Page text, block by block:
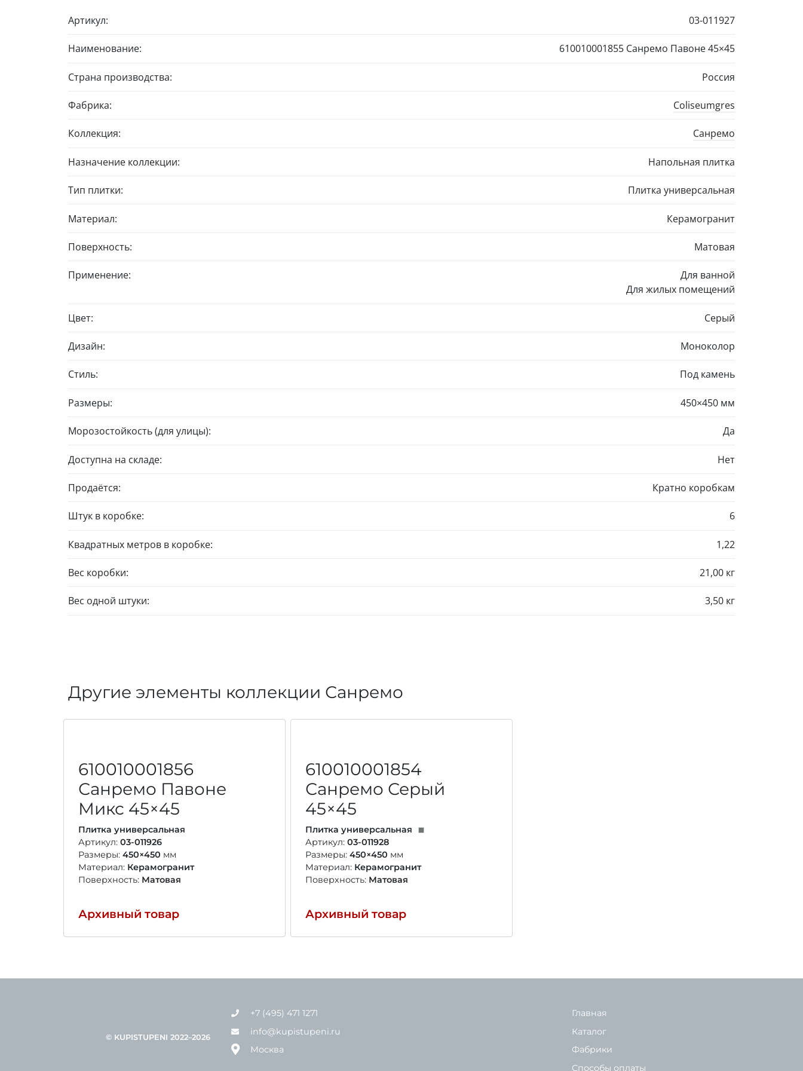
Артикул: 03-011927
Наименование: 610010001855 Санремо Павоне45×45
Страна производства: Россия
Фабрика: Coliseumgres
Коллекция: Санремо
Назначение коллекции: Напольная плитка
Тип плитки: Плитка универсальная
Материал: Керамогранит
Поверхность: Матовая
Применение:
Для ванной
Для жилых помещений
Цвет: Серый
Дизайн: Моноколор
Стиль: Под камень
Размеры: 450×450 мм
Морозостойкость (для улицы): Да
Доступна на складе: Нет
Продаётся: Кратно коробкам
Штук в коробке: 6
Квадратных метров в коробке: 1,22
Вес коробки: 21,00 кг
Вес одной штуки: 3,50 кг
Другие элементы коллекции Санремо
610010001856
Санремо Павоне
Микс 45×45
Плитка универсальная
Артикул: 03-011926
Размеры: 450×450 мм
Материал: Керамогранит
Поверхность: Матовая
Архивный товар
610010001854
Санремо Серый
45×45
Плитка универсальная
Артикул: 03-011928
Размеры: 450×450 мм
Материал: Керамогранит
Поверхность: Матовая
Архивный товар
© KUPISTUPENI 2022–2026
+7 (495) 471 1271
info@kupistupeni.ru
Москва
Главная
Каталог
Фабрики
Способы оплаты